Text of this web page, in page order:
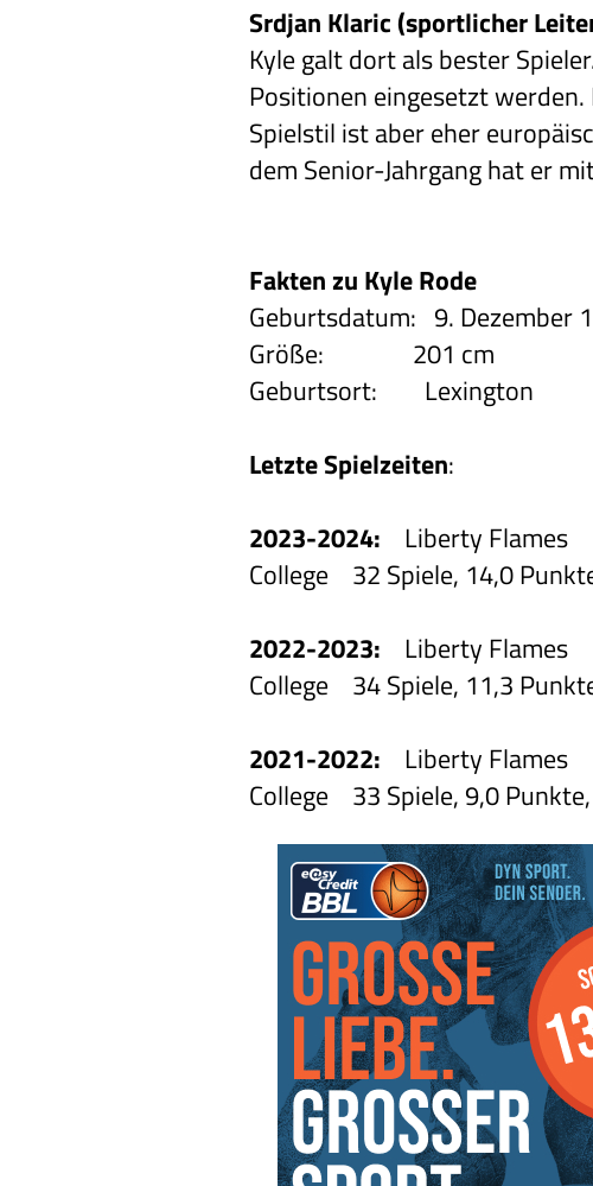
Srdjan Klaric (sportlicher
Kyle galt dort als bester
Positionen eingesetzt
Spielstil ist aber eher
dem Senior-Jahrgang hat er
Fakten zu Kyle Rode
Geburtsdatum: 9. Dezember
Größe: 201 cm
Geburtsort: Lexington
Letzte Spielzeiten:
2023-2024: Liberty Flames
College 32 Spiele, 14,0
2022-2023: Liberty Flames
College 34 Spiele, 11,3
2021-2022: Liberty Flames
College 33 Spiele, 9,0